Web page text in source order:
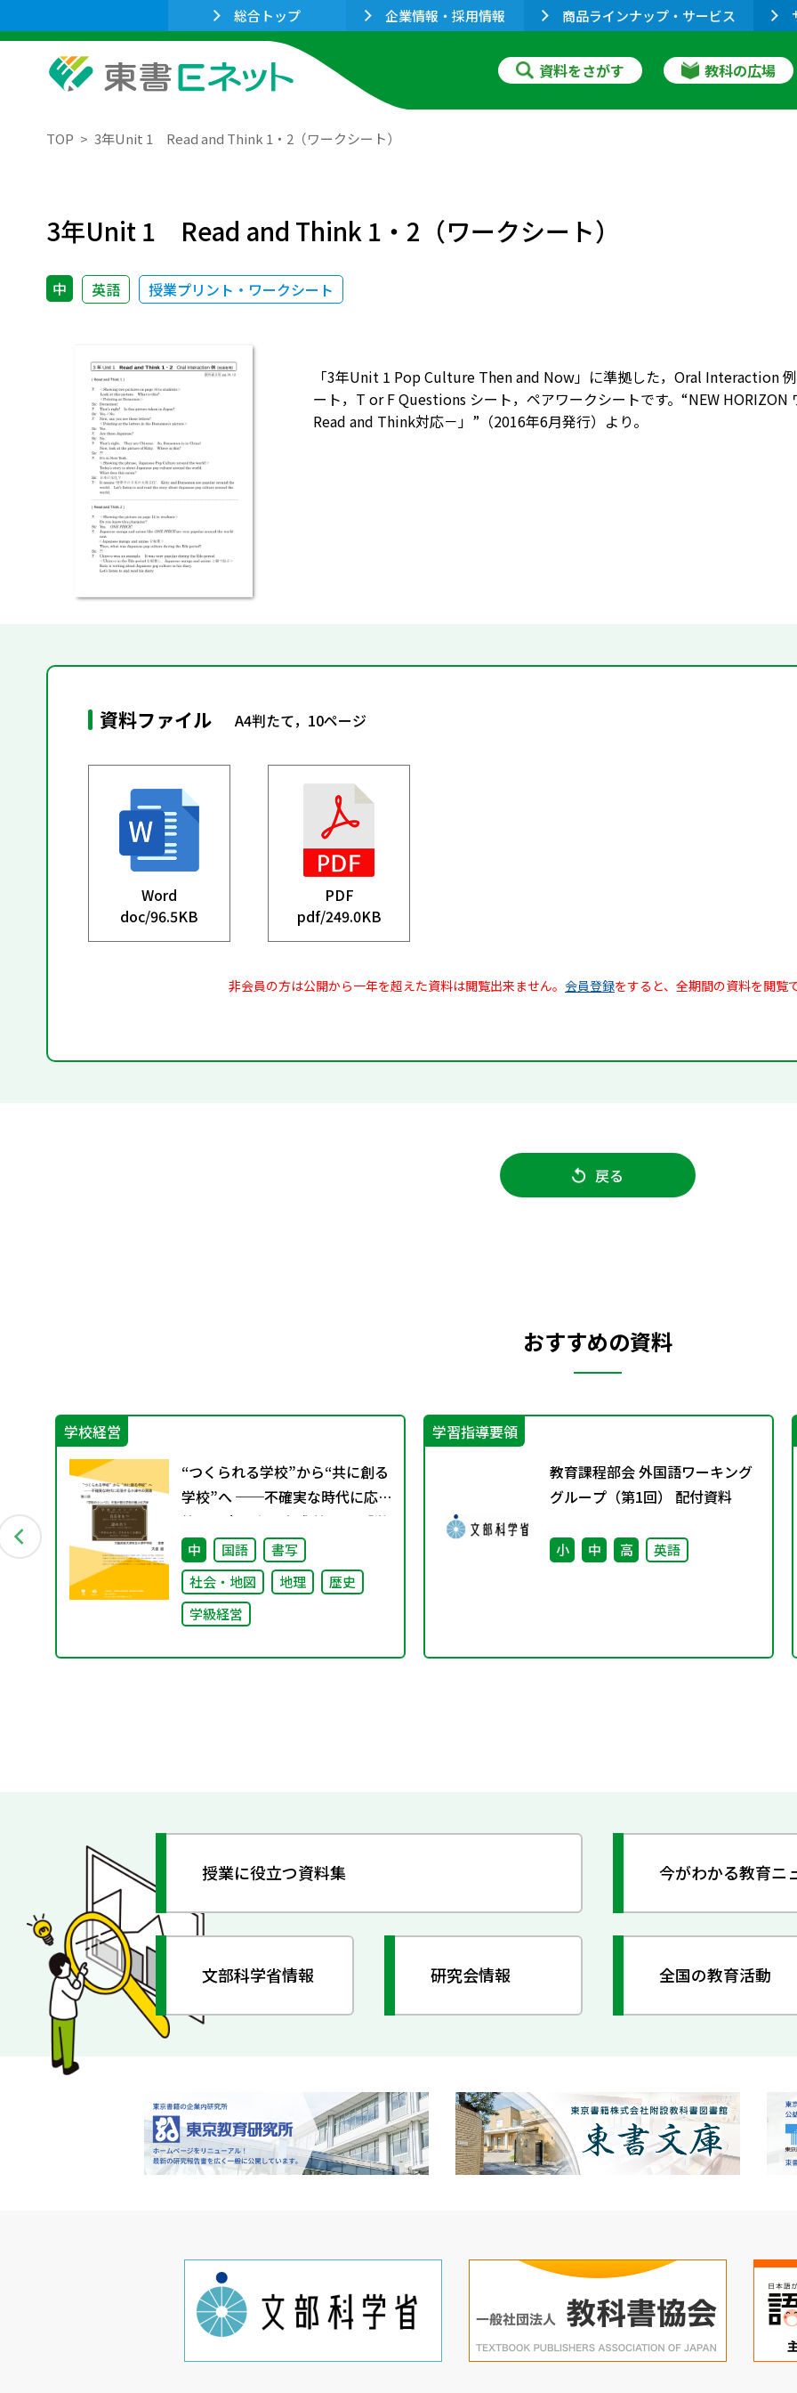
総合トップ 企業情報・採用情報 商品ラインナップ・サービス
資料をさがす 教科の広場
TOP 3年Unit 1 Read and Think 1・2（ワークシート）
3年Unit 1 Read and Think 1・2（ワークシート）
中 英語 授業プリント・ワークシート
「3年Unit 1 Pop Culture Then and Now」に準拠した，Oral Interaction
ート，T or F Questions シート，ペアワークシートです。“NEW
Read and Think対応－」”（2016年6月発行）より。
資料ファイル A4判たて，10ページ
Word
doc/96.5KB
PDF
pdf/249.0KB
非会員の方は公開から一年を超えた資料は閲覧出来ません。 会員登録をすると、全期間の資料を閲覧
戻る
おすすめの資料
学校経営
“つくられる学校”から“共に創る
学校”へ ──不確実な時代に応
答する小津中の実践 第二回 「学
校のコンパス」生徒が創る学校
の最上位方針
中 国語
書写
社会・地図
地理
歴史
学級経営
学習指導要領
教育課程部会 外国語ワーキング
グループ（第1回） 配付資料
小 中 高 英語
授業に役立つ資料集 今がわかる教育ニ
文部科学省情報 研究会情報 全国の教育活動